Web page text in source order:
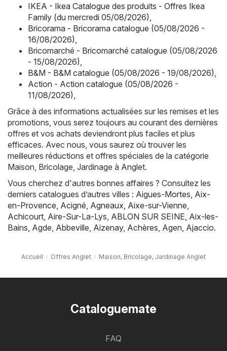
IKEA - Ikea Catalogue des produits - Offres Ikea
Family (du mercredi 05/08/2026)
Bricorama - Bricorama catalogue (05/08/2026 -
16/08/2026)
Bricomarché - Bricomarché catalogue (05/08/2026
- 15/08/2026)
B&M - B&M catalogue (05/08/2026 - 19/08/2026)
Action - Action catalogue (05/08/2026 -
11/08/2026)
Grâce à des informations actualisées sur les remises et les
promotions, vous serez toujours au courant des dernières
offres et vos achats deviendront plus faciles et plus
efficaces. Avec nous, vous saurez où trouver les
meilleures réductions et offres spéciales de la catégorie
Maison, Bricolage, Jardinage à Anglet.
Vous cherchez d'autres bonnes affaires ? Consultez les
derniers catalogues d’autres villes : Aigues-Mortes Aix-
en-Provence Acigné Agneaux Aixe-sur-Vienne
Achicourt Aire-Sur-La-Lys ABLON SUR SEINE Aix-les-
Bains Agde Abbeville Aizenay, Achères Agen Ajaccio.
Accueil Offres Anglet Maison, Bricolage, Jardinage Anglet
Cataloguemate
FAQ